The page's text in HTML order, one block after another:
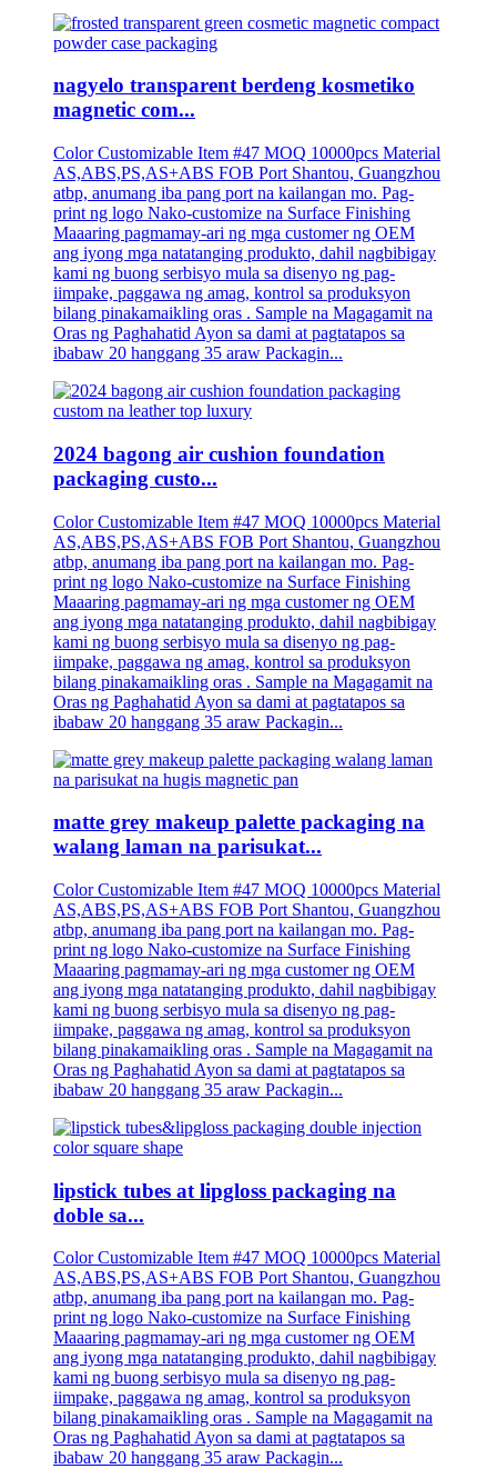
nagyelo transparent berdeng kosmetiko
magnetic com...
Color Customizable Item #47 MOQ 10000pcs Material
AS,ABS,PS,AS+ABS FOB Port Shantou, Guangzhou
atbp, anumang iba pang port na kailangan mo. Pag-
print ng logo Nako-customize na Surface Finishing
Maaaring pagmamay-ari ng mga customer ng OEM
ang iyong mga natatanging produkto, dahil nagbibigay
kami ng buong serbisyo mula sa disenyo ng pag-
iimpake, paggawa ng amag, kontrol sa produksyon
bilang pinakamaikling oras . Sample na Magagamit na
Oras ng Paghahatid Ayon sa dami at pagtatapos sa
ibabaw 20 hanggang 35 araw Packagin...
2024 bagong air cushion foundation
packaging custo...
Color Customizable Item #47 MOQ 10000pcs Material
AS,ABS,PS,AS+ABS FOB Port Shantou, Guangzhou
atbp, anumang iba pang port na kailangan mo. Pag-
print ng logo Nako-customize na Surface Finishing
Maaaring pagmamay-ari ng mga customer ng OEM
ang iyong mga natatanging produkto, dahil nagbibigay
kami ng buong serbisyo mula sa disenyo ng pag-
iimpake, paggawa ng amag, kontrol sa produksyon
bilang pinakamaikling oras . Sample na Magagamit na
Oras ng Paghahatid Ayon sa dami at pagtatapos sa
ibabaw 20 hanggang 35 araw Packagin...
matte grey makeup palette packaging na
walang laman na parisukat...
Color Customizable Item #47 MOQ 10000pcs Material
AS,ABS,PS,AS+ABS FOB Port Shantou, Guangzhou
atbp, anumang iba pang port na kailangan mo. Pag-
print ng logo Nako-customize na Surface Finishing
Maaaring pagmamay-ari ng mga customer ng OEM
ang iyong mga natatanging produkto, dahil nagbibigay
kami ng buong serbisyo mula sa disenyo ng pag-
iimpake, paggawa ng amag, kontrol sa produksyon
bilang pinakamaikling oras . Sample na Magagamit na
Oras ng Paghahatid Ayon sa dami at pagtatapos sa
ibabaw 20 hanggang 35 araw Packagin...
lipstick tubes at lipgloss packaging na
doble sa...
Color Customizable Item #47 MOQ 10000pcs Material
AS,ABS,PS,AS+ABS FOB Port Shantou, Guangzhou
atbp, anumang iba pang port na kailangan mo. Pag-
print ng logo Nako-customize na Surface Finishing
Maaaring pagmamay-ari ng mga customer ng OEM
ang iyong mga natatanging produkto, dahil nagbibigay
kami ng buong serbisyo mula sa disenyo ng pag-
iimpake, paggawa ng amag, kontrol sa produksyon
bilang pinakamaikling oras . Sample na Magagamit na
Oras ng Paghahatid Ayon sa dami at pagtatapos sa
ibabaw 20 hanggang 35 araw Packagin...